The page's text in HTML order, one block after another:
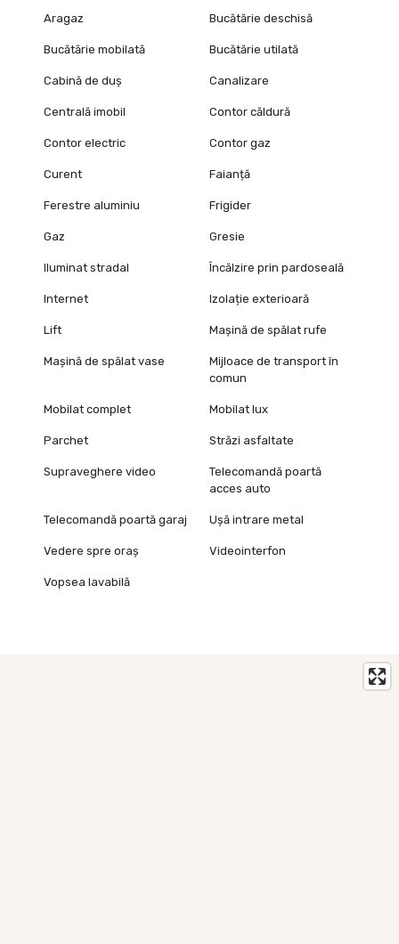
Aragaz Bucătărie deschisă
Bucătărie mobilată Bucătărie utilată
Cabină de duș Canalizare
Centrală imobil Contor căldură
Contor electric Contor gaz
Curent Faianță
Ferestre aluminiu Frigider
Gaz Gresie
Iluminat stradal Încălzire prin pardoseală
Internet Izolație exterioară
Lift Mașină de spălat rufe
Mașină de spălat vase
Mijloace de transport în
comun
Mobilat complet Mobilat lux
Parchet Străzi asfaltate
Supraveghere video
Telecomandă poartă
acces auto
Telecomandă poartă garaj Ușă intrare metal
Vedere spre oraș Videointerfon
Vopsea lavabilă